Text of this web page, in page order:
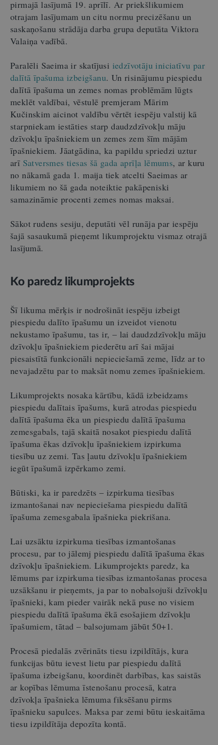
pirmajā lasījumā 19. aprīlī. Ar priekšlikumiem
otrajam lasījumam un citu normu precizēšanu un
saskaņošanu strādāja darba grupa deputāta Viktora
Valaiņa vadībā.
Paralēli Saeima ir skatījusi iedzīvotāju iniciatīvu par
dalītā īpašuma izbeigšanu. Un risinājumu piespiedu
dalītā īpašuma un zemes nomas problēmām lūgts
meklēt valdībai, vēstulē premjeram Mārim
Kučinskim aicinot valdību vērtēt iespēju valstij kā
starpniekam iestāties starp daudzdzīvokļu māju
dzīvokļu īpašniekiem un zemes zem šīm mājām
īpašniekiem. Jāatgādina, ka papildu spriedzi uztur
arī Satversmes tiesas šā gada aprīļa lēmums, ar kuru
no nākamā gada 1. maija tiek atcelti Saeimas ar
likumiem no šā gada noteiktie pakāpeniski
samazināmie procenti zemes nomas maksai.
Sākot rudens sesiju, deputāti vēl runāja par iespēju
šajā sasaukumā pieņemt likumprojektu vismaz otrajā
lasījumā.
Ko paredz likumprojekts
Šī likuma mērķis ir nodrošināt iespēju izbeigt
piespiedu dalīto īpašumu un izveidot vienotu
nekustamo īpašumu, tas ir, – lai daudzdzīvokļu māju
dzīvokļu īpašniekiem piederētu arī šai mājai
piesaistītā funkcionāli nepieciešamā zeme, līdz ar to
nevajadzētu par to maksāt nomu zemes īpašniekiem.
Likumprojekts nosaka kārtību, kādā izbeidzams
piespiedu dalītais īpašums, kurā atrodas piespiedu
dalītā īpašuma ēka un piespiedu dalītā īpašuma
zemesgabals, tajā skaitā nosakot piespiedu dalītā
īpašuma ēkas dzīvokļu īpašniekiem izpirkuma
tiesību uz zemi. Tas ļautu dzīvokļu īpašniekiem
iegūt īpašumā izpērkamo zemi.
Būtiski, ka ir paredzēts – izpirkuma tiesības
izmantošanai nav nepieciešama piespiedu dalītā
īpašuma zemesgabala īpašnieka piekrišana.
Lai uzsāktu izpirkuma tiesības izmantošanas
procesu, par to jālemj piespiedu dalītā īpašuma ēkas
dzīvokļu īpašniekiem. Likumprojekts paredz, ka
lēmums par izpirkuma tiesības izmantošanas procesa
uzsākšanu ir pieņemts, ja par to nobalsojuši dzīvokļu
īpašnieki, kam pieder vairāk nekā puse no visiem
piespiedu dalītā īpašuma ēkā esošajiem dzīvokļu
īpašumiem, tātad – balsojumam jābūt 50+1.
Procesā piedalās zvērināts tiesu izpildītājs, kura
funkcijas būtu ievest lietu par piespiedu dalītā
īpašuma izbeigšanu, koordinēt darbības, kas saistās
ar kopības lēmuma īstenošanu procesā, katra
dzīvokļa īpašnieka lēmuma fiksēšanu pirms
īpašnieku sapulces. Maksa par zemi būtu ieskaitāma
tiesu izpildītāja depozīta kontā.